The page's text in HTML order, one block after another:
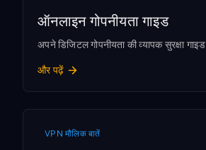
ऑनलाइन गोपनीयता गाइड
अपने डिजिटल गोपनीयता की व्यापक सुरक्षा गाइड
और पढ़ें
VPN मौलिक बातें